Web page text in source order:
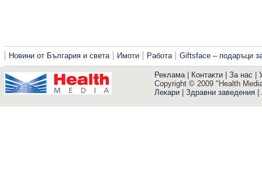
Новини от България и света Имоти Работа Giftsface – подаръци
Реклама| Контакти За нас
Copyright © 2009 "Health
Лекари
Здравни заведения